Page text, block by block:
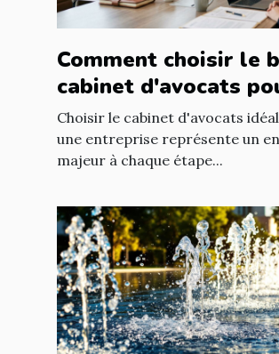
Comment choisir le
cabinet d'avocats
votre entreprise ?
Choisir le cabinet d'avocats
une entreprise représente un
majeur à chaque étape...